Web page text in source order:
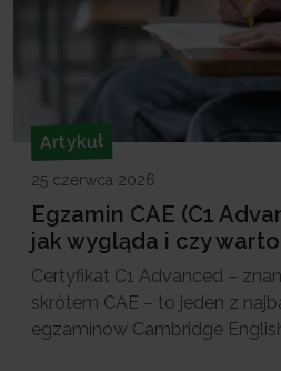
Artykuł
25 czerwca 2026
Egzamin CAE (C1
jak wygląda i czy
Certyfikat C1 Advanced –
skrótem CAE – to jeden z
egzaminów Cambridge